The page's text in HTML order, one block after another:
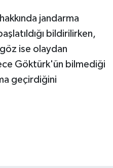
jandarma
bildirilirken,
ise olaydan
Göktürk'ün bilmediği
geçirdiğini